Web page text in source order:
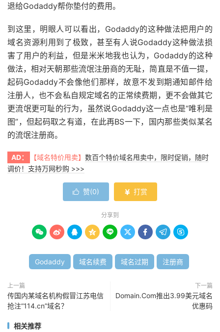
退给Godaddy帮你垫付的费用。
到这里，明眼人可以看出，Godaddy的这种做法把用户的
域名资源利用到了极致，甚至有人说Godaddy这种做法损
害了用户的利益，但是米米地我也认为，Godaddy的这种
做法，相对天朝那些流氓注册商的无耻，简直是不值一提，
起码Godaddy不会像他们那样，故意不发到期通知邮件给
注册人，也不会私自规定域名的正常续费期，更不会做其它
更流氓更可耻的行为，虽然说Godaddy这一点也是“唯利是
图”，但起码取之有道，在此再BS一下，国内那些类似某名
的流氓注册商。
AD： 【域名特价甩卖】 数百个特价域名甩卖中，限时促销，随时
调价！支持万网秒购 >>>
 赞(0)  打赏
分享到
        
Godaddy 域名续费 域名过期 注册商
上一篇
传国内某域名机构假冒江苏电信
抢注“114.cn”域名？
下一篇
Domain.Com推出3.99美元域名
优惠码
相关推荐